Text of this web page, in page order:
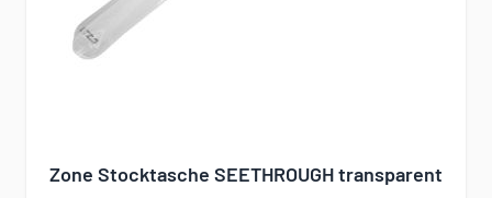
Zone Stocktasche SEETHROUGH transparent